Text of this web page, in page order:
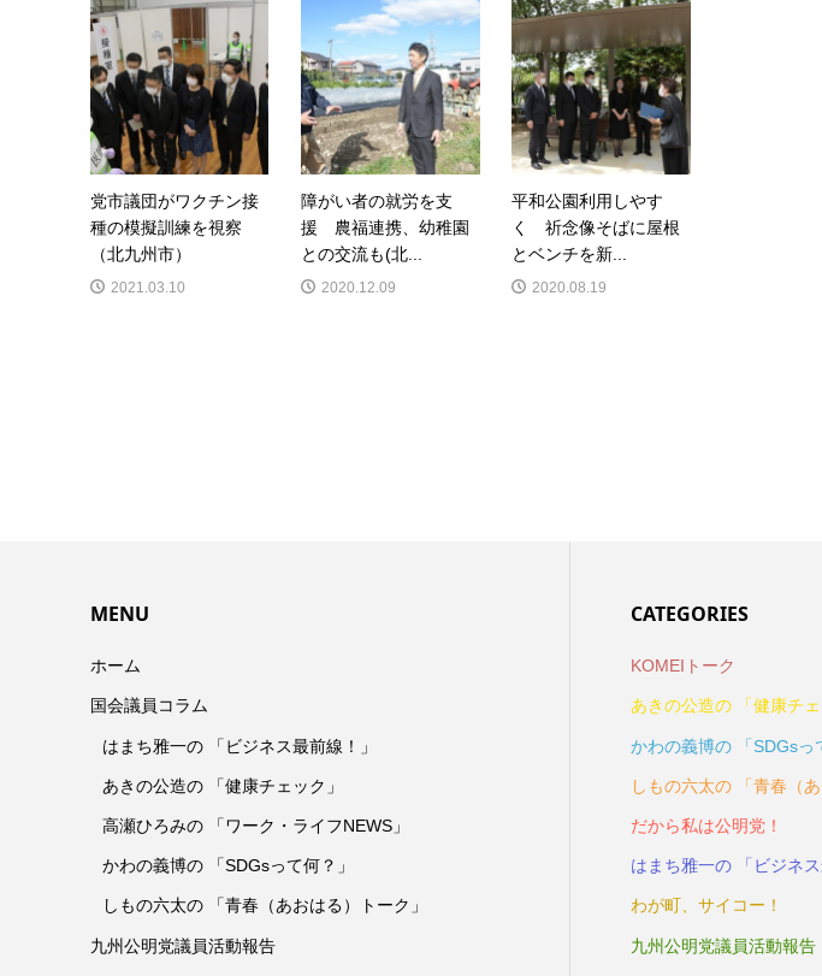
党市議団がワクチン接
種の模擬訓練を視察
（北九州市）
2021.03.10
障がい者の就労を支
援 農福連携、幼稚園
との交流も(北...
2020.12.09
平和公園利用しやす
く 祈念像そばに屋根
とベンチを新...
2020.08.19
MENU
ホーム
国会議員コラム
はまち雅一の 「ビジネス最前線！」
あきの公造の 「健康チェック」
高瀬ひろみの 「ワーク・ライフNEWS」
かわの義博の 「SDGsって何？」
しもの六太の 「青春（あおはる）トーク」
九州公明党議員活動報告
CATEGORIES
KOMEIトーク
あきの公造の 「健康チェ
かわの義博の 「SDGsっ
しもの六太の 「青春（
だから私は公明党！
はまち雅一の 「ビジネス
わが町、サイコー！
九州公明党議員活動報告